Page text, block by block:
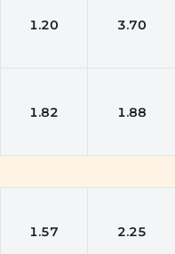
1.20 3.70
1.82 1.88
1.57 2.25